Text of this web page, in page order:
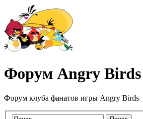
Форум Angry
Форум клуба фанатов игры Angry Birds